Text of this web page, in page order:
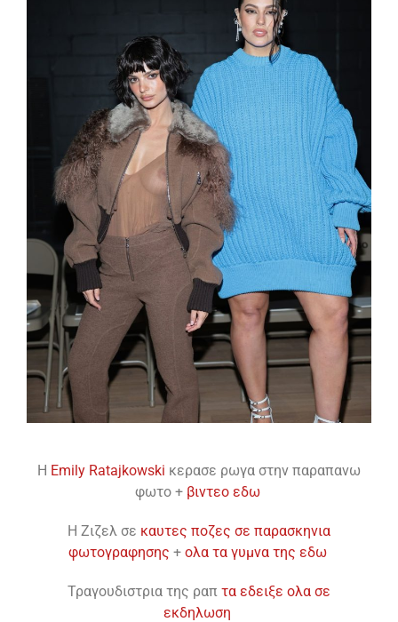
H Emily Ratajkowski κερασε ρωγα στην παραπανω
φωτο + βιντεο εδω
H Ζιζελ σε καυτες ποζες σε παρασκηνια
φωτογραφησης + ολα τα γυμνα της εδω
Τραγουδιστρια της ραπ τα εδειξε ολα σε
εκδηλωση